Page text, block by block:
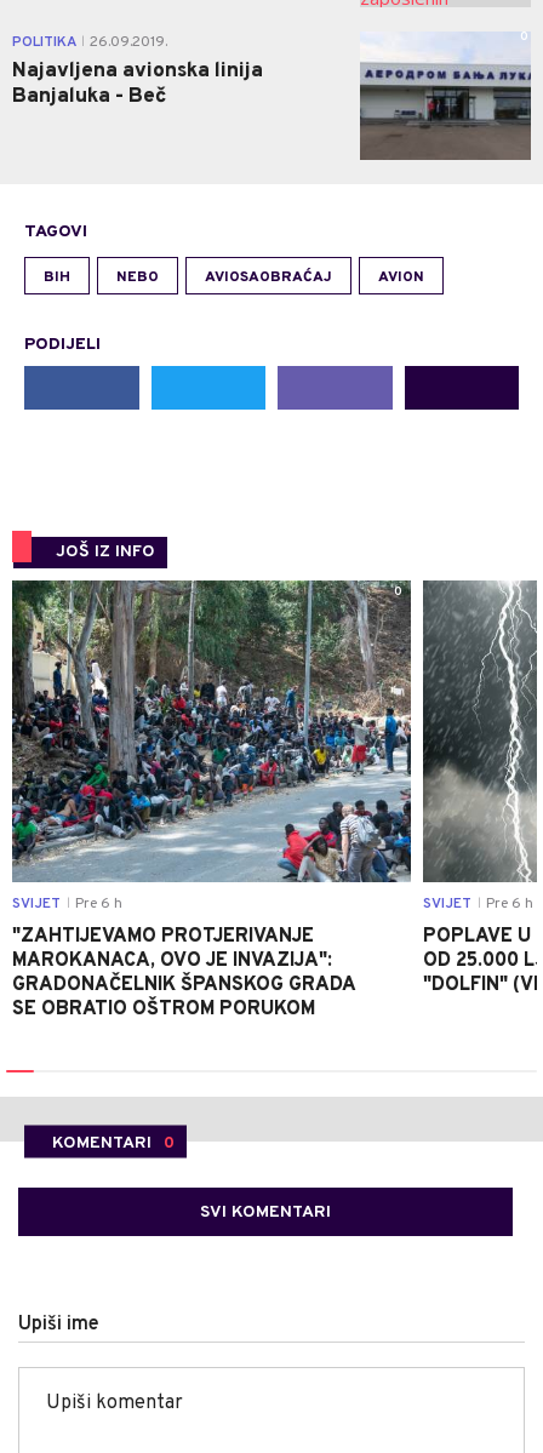
POLITIKA 26.09.2019.
Najavljena avionska linija
Banjaluka - Beč
0
TAGOVI
BIH NEBO AVIOSAOBRAĆAJ AVION
PODIJELI
JOŠ IZ INFO
0
SVIJET Pre 6 h
"ZAHTIJEVAMO PROTJERIVANJE
MAROKANACA, OVO JE INVAZIJA":
GRADONAČELNIK ŠPANSKOG GRADA
SE OBRATIO OŠTROM PORUKOM
SVIJET Pre 6 h
POPLAVE U
OD 25.000
"DOLFIN"
KOMENTARI 0
SVI KOMENTARI
Upiši ime